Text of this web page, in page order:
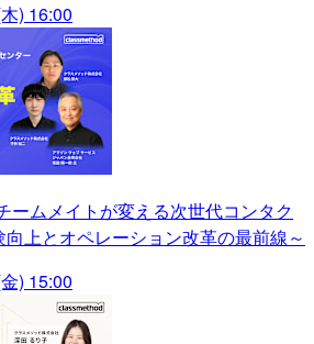
) 16:00
ームメイトが変える次世代コンタク
向上とオペレーション改革の最前線～
) 15:00